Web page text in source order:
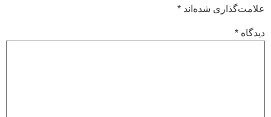
علامت‌گذاری شده‌اند *
دیدگاه *